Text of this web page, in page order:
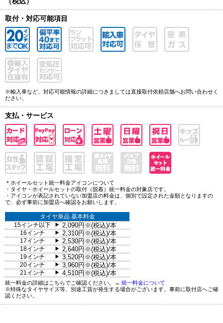
取付・対応可能項目
※輸入車など、対応可能情報の詳細につきましては直接取付依頼店舗へお問い合わせく
ださい。
支払・サービス
＊ホイールセット統一料金アイコンについて
・タイヤ・ホイールセットの取付（脱着）統一料金の対象店です。
・アイコンが表記されていない加盟店の料金は、個別で設定された金額となりますの
で、必ず事前に加盟店へ確認をお願いします。
タイヤ単品 基本料金
15インチ以下
▶ 2,090円※(税込)/本
16インチ ▶ 2,310円※(税込)/本
17インチ ▶ 2,530円※(税込)/本
18インチ ▶ 2,640円※(税込)/本
19インチ ▶ 3,520円※(税込)/本
20インチ ▶ 3,960円※(税込)/本
21インチ ▶ 4,510円※(税込)/本
統一料金の詳細はこちらでご確認ください。→ 統一料金について
※特殊なタイヤサイズ等、別途工賃が発生する場合がございます。事前に取付店へご確
認ください。